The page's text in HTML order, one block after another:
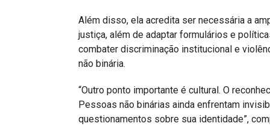
Além disso, ela acredita ser necessária a
justiça, além de adaptar formulários e
combater discriminação institucional e
não binária.
“Outro ponto importante é cultural. O
Pessoas não binárias ainda enfrentam
questionamentos sobre sua identidade”,